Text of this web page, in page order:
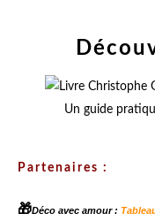
Un guide
Partenaires :
🎁Déco avec amour :